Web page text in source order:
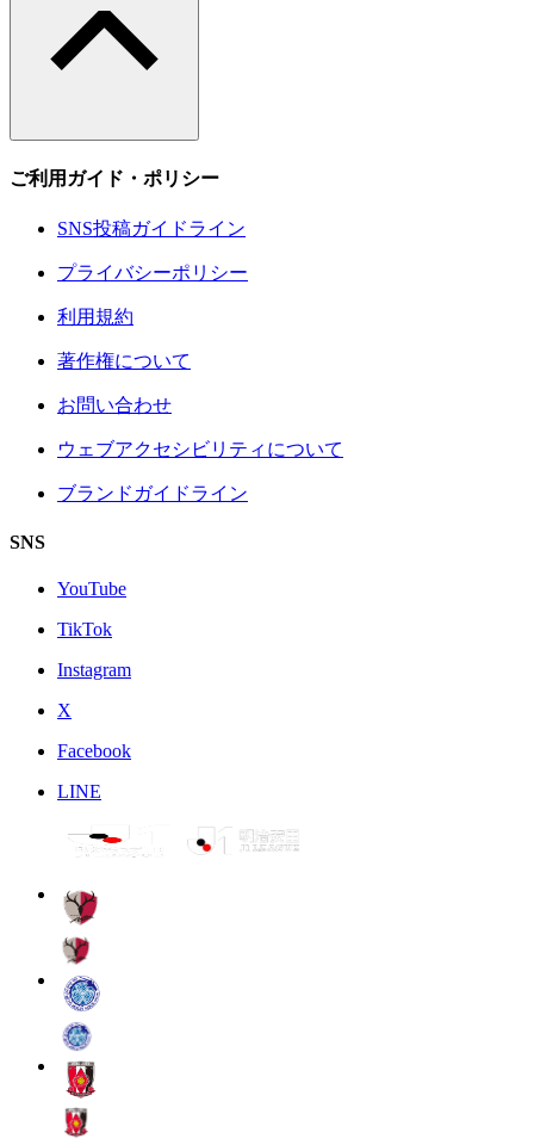
ご利用ガイド・ポリシー
SNS投稿ガイドライン
プライバシーポリシー
利用規約
著作権について
お問い合わせ
ウェブアクセシビリティについて
ブランドガイドライン
SNS
YouTube
TikTok
Instagram
X
Facebook
LINE